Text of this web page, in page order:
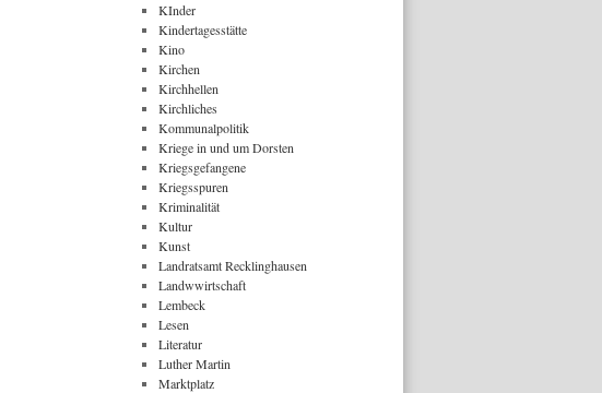
KInder
Kindertagesstätte
Kino
Kirchen
Kirchhellen
Kirchliches
Kommunalpolitik
Kriege in und um Dorsten
Kriegsgefangene
Kriegsspuren
Kriminalität
Kultur
Kunst
Landratsamt Recklinghausen
Landwwirtschaft
Lembeck
Lesen
Literatur
Luther Martin
Marktplatz